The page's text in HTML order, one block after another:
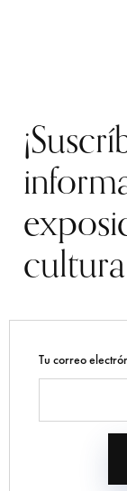
Tu correo